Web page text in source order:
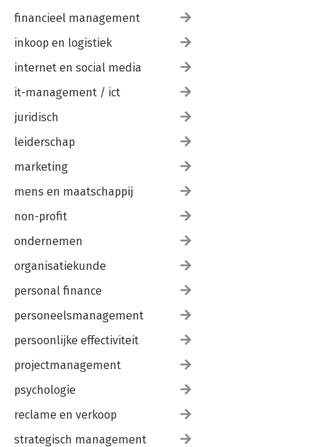
financieel management
inkoop en logistiek
internet en social media
it-management / ict
juridisch
leiderschap
marketing
mens en maatschappij
non-profit
ondernemen
organisatiekunde
personal finance
personeelsmanagement
persoonlijke effectiviteit
projectmanagement
psychologie
reclame en verkoop
strategisch management